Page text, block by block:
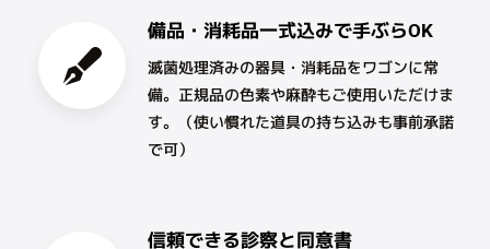
備品・消耗品一式込みで手ぶらOK
滅菌処理済みの器具・消耗品をワゴンに常
備。正規品の色素や麻酔もご使用いただけま
す。（使い慣れた道具の持ち込みも事前承諾
で可）
信頼できる診察と同意書